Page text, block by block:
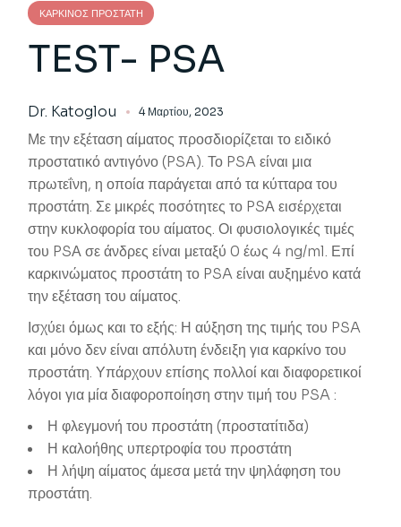
ΚΑΡΚΊΝΟΣ ΠΡΟΣΤΆΤΗ
TEST- PSA
Dr. Katoglou 4 Μαρτίου, 2023
Με την εξέταση αίματος προσδιορίζεται το ειδικό
προστατικό αντιγόνο (PSA). Το PSA είναι μια
πρωτεΐνη, η οποία παράγεται από τα κύτταρα του
προστάτη. Σε μικρές ποσότητες το PSΑ εισέρχεται
στην κυκλοφορία του αίματος. Οι φυσιολογικές τιμές
του PSΑ σε άνδρες είναι μεταξύ 0 έως 4 ng/ml. Επί
καρκινώματος προστάτη το PSA είναι αυξημένο κατά
την εξέταση του αίματος.
Ισχύει όμως και το εξής: Η αύξηση της τιμής του PSA
και μόνο δεν είναι απόλυτη ένδειξη για καρκίνο του
προστάτη. Υπάρχουν επίσης πολλοί και διαφορετικοί
λόγοι για μία διαφοροποίηση στην τιμή του PSA :
Η φλεγμονή του προστάτη (προστατίτιδα)
Η καλοήθης υπερτροφία του προστάτη
Η λήψη αίματος άμεσα μετά την ψηλάφηση του
προστάτη.